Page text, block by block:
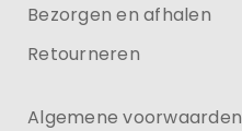
Bezorgen en afhalen
Retourneren
Algemene voorwaarden